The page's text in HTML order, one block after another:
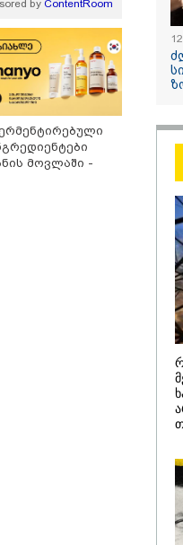
კურსის
10:58 / 06-08-2026
"დადგება დრო
დღევანდელი
შეგარცხვენთ...
დანაშაულის
ეკა კუპატაძე
09:32 / 05-08-
"4 დღე
უპუროდ
სიცოცხლე
ქართველი
წერს, რომ
მათ
by ContentRoom
მოვლაში -